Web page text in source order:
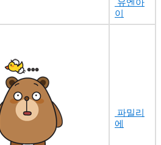
이
파밀리
에